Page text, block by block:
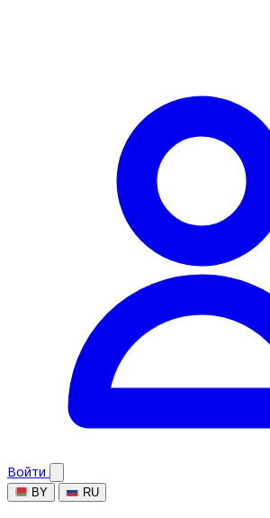
Войти
BY RU